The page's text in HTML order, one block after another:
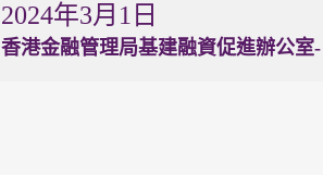
2024年3月1日
香港金融管理局基建融資促進辦公